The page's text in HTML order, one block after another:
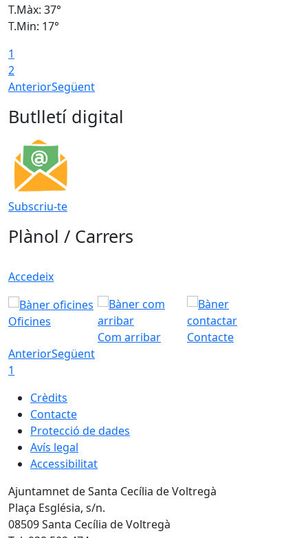
T.Màx: 37°
T.Min: 17°
1
2
AnteriorSegüent
Butlletí digital
Subscriu-te
Plànol / Carrers
Accedeix
Oficines
Com arribar
Contacte
AnteriorSegüent
1
Crèdits
Contacte
Protecció de dades
Avís legal
Accessibilitat
Ajuntamnet de Santa Cecília de Voltregà
Plaça Església, s/n.
08509 Santa Cecília de Voltregà